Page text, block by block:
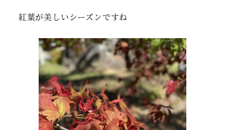
紅葉が美しいシーズンですね